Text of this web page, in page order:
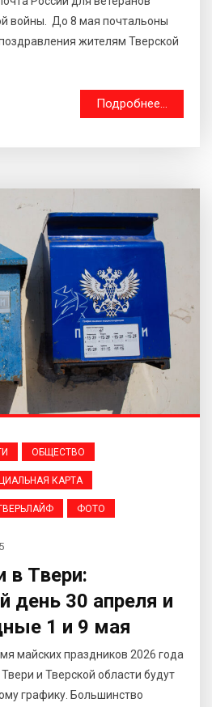
войны. До 8 мая почтальоны
жителям Тверской
Подробнее...
ОБЩЕСТВО
КАРТА
ФОТО
в Твери:
день 30 апреля и
1 и 9 мая
майских праздников 2026 года
и Тверской области будут
графику. Большинство